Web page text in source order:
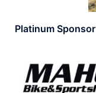
Platinum Sponsor